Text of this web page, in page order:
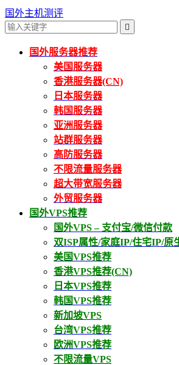
国外主机测评

国外服务器推荐
美国服务器
香港服务器(CN)
日本服务器
韩国服务器
亚洲服务器
站群服务器
高防服务器
不限流量服务器
超大带宽服务器
外贸服务器
国外VPS推荐
国外VPS – 支付宝/微信付款
双ISP属性/家庭IP/住宅IP/原
美国VPS推荐
香港VPS推荐(CN)
日本VPS推荐
韩国VPS推荐
新加坡VPS
台湾VPS推荐
欧洲VPS推荐
不限流量VPS